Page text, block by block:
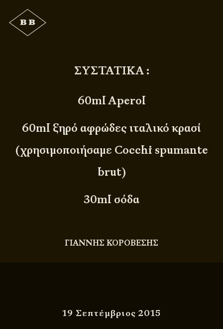
ΣΥΣΤΑΤΙΚΑ :
60ml Aperol
60ml ξηρό αφρώδες ιταλικό κρασί
(χρησιμοποιήσαμε Cocchi spumante
brut)
30ml σόδα
ΓΙΑΝΝΗΣ ΚΟΡΟΒΕΣΗΣ
19 Σεπτέμβριος 2015